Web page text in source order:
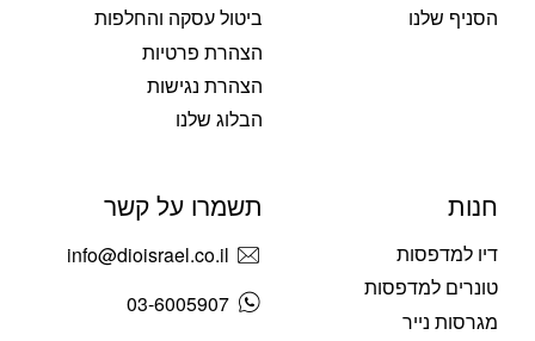
הסניף שלנו
ביטול עסקה והחלפות
הצהרת פרטיות
הצהרת נגישות
הבלוג שלנו
חנות
דיו למדפסות
טונרים למדפסות
מגרסות נייר
תשמרו על קשר
info@dioisrael.co.il
03-6005907